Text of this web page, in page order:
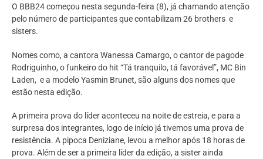
O BBB24 começou nesta segunda-feira (8), já chamando atenção
pelo número de participantes que contabilizam 26 brothers e
sisters.
Nomes como, a cantora Wanessa Camargo, o cantor de pagode
Rodriguinho, o funkeiro do hit “Tá tranquilo, tá favorável”, MC Bin
Laden, e a modelo Yasmin Brunet, são alguns dos nomes que
estão nesta edição.
A primeira prova do líder aconteceu na noite de estreia, e para a
surpresa dos integrantes, logo de início já tivemos uma prova de
resistência. A pipoca Deniziane, levou a melhor após 18 horas de
prova. Além de ser a primeira líder da edição, a sister ainda